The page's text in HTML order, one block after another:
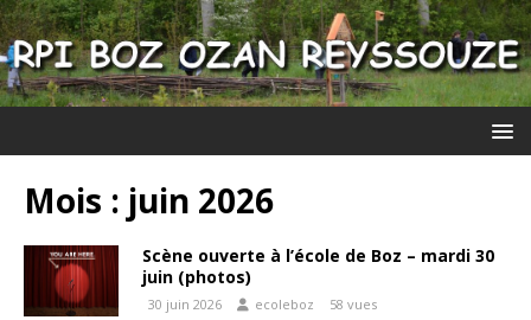
Mois : juin 2026
Scène ouverte à l’école de Boz – mardi 30
juin (photos)
30 juin 2026 ecoleboz 58 vues